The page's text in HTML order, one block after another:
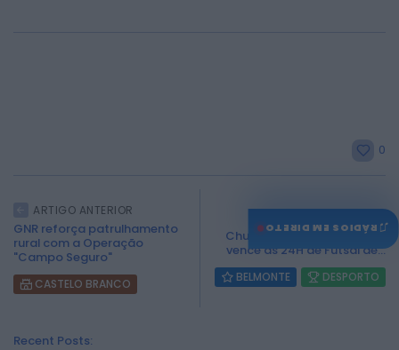
0
ARTIGO ANTERIOR
GNR reforça patrulhamento
rural com a Operação
"Campo Seguro"
CASTELO BRANCO
Churrasqueira "O Carrocel"
vence as 24H de Futsal de...
BELMONTE DESPORTO
Recent Posts:
♫
RÁDIOS EM DIRETO